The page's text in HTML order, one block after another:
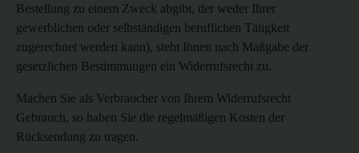
Bestellung zu einem Zweck abgibt, der weder Ihrer
gewerblichen oder selbständigen beruflichen Tätigkeit
zugerechnet werden kann), steht Ihnen nach Maßgabe der
gesetzlichen Bestimmungen ein Widerrufsrecht zu.
Machen Sie als Verbraucher von Ihrem Widerrufsrecht
Gebrauch, so haben Sie die regelmäßigen Kosten der
Rücksendung zu tragen.